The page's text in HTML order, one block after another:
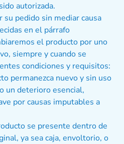
autorizada.
su pedido sin mediar causa
en el párrafo
el producto por uno
siempre y cuando se
condiciones y requisitos:
permanezca nuevo y sin uso
un deterioro esencial,
por causas imputables a
se presente dentro de
ya sea caja, envoltorio, o